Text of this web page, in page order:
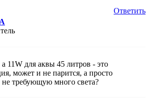
Ответить
а 11W для аквы 45 литров - это
может и не парится, а просто
не требующую много света?